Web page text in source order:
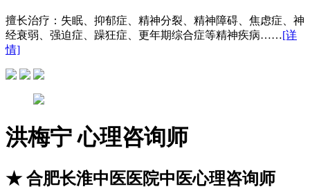
擅长治疗： 失眠、抑郁症、精神分裂、精神障碍、焦虑症、神
经衰弱、强迫症、躁狂症、更年期综合症等精神疾病……[详
情]
洪梅宁心理咨询师
★合肥长淮中医医院中医心理咨询师